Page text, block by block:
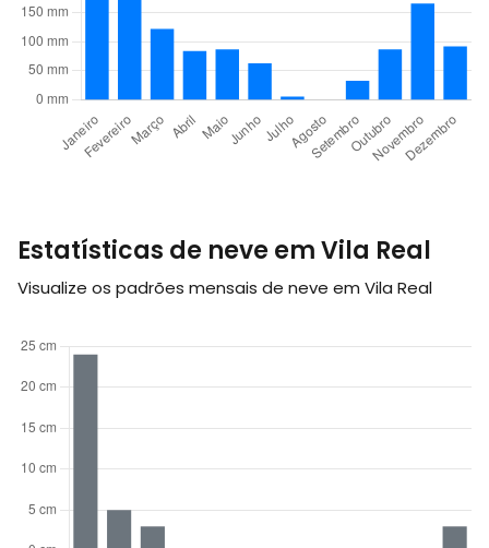
Estatísticas de neve em Vila Real
Visualize os padrões mensais de neve em Vila Real